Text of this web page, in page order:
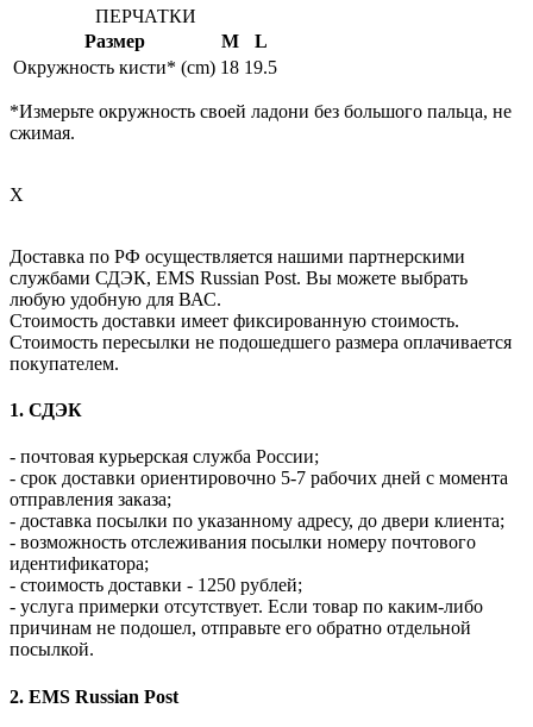
ПЕРЧАТКИ
Размер
M
L
Окружность кисти* (cm) 18 19.5
*Измерьте окружность своей ладони без большого пальца, не
сжимая.
X
Доставка по РФ осуществляется нашими партнерскими
службами СДЭК, EMS Russian Post. Вы можете выбрать
любую удобную для ВАС.
Стоимость доставки имеет фиксированную стоимость.
Стоимость пересылки не подошедшего размера оплачивается
покупателем.
1. СДЭК
- почтовая курьерская служба России;
- срок доставки ориентировочно 5-7 рабочих дней с момента
отправления заказа;
- доставка посылки по указанному адресу, до двери клиента;
- возможность отслеживания посылки номеру почтового
идентификатора;
- стоимость доставки - 1250 рублей;
- услуга примерки отсутствует. Если товар по каким-либо
причинам не подошел, отправьте его обратно отдельной
посылкой.
2. EMS Russian Post